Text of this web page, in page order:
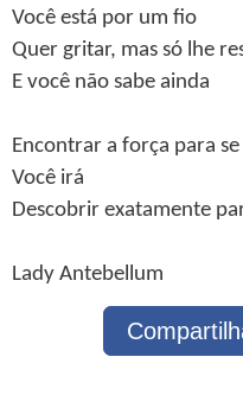
Você está por um fio
Quer gritar, mas só lhe
E você não sabe ainda
Encontrar a força para
Você irá
Descobrir exatamente
Lady Antebellum